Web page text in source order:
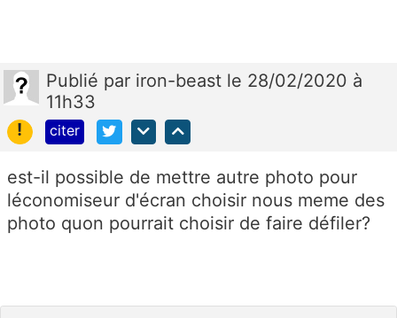
Publié par iron-beast le 28/02/2020 à
11h33
!
citer
est-il possible de mettre autre photo pour
léconomiseur d'écran choisir nous meme des
photo quon pourrait choisir de faire défiler?